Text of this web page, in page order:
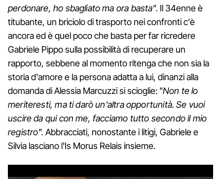
perdonare, ho sbagliato ma ora basta". Il 34enne è
titubante, un briciolo di trasporto nei confronti c'è
ancora ed è quel poco che basta per far ricredere
Gabriele Pippo sulla possibilità di recuperare un
rapporto, sebbene al momento ritenga che non sia la
storia d'amore e la persona adatta a lui, dinanzi alla
domanda di Alessia Marcuzzi si scioglie: "Non te lo
meriteresti, ma ti darò un'altra opportunità. Se vuoi
uscire da qui con me, facciamo tutto secondo il mio
registro". Abbracciati, nonostante i litigi, Gabriele e
Silvia lasciano l'Is Morus Relais insieme.